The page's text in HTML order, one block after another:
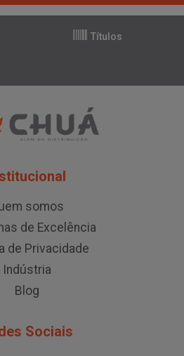
Títulos
somos
de Excelência
de Privacidade
Indústria
Blog
Sociais